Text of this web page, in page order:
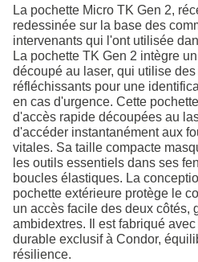
La pochette Micro TK Gen 2,
redessinée sur la base des
intervenants qui l'ont utilisée
La pochette TK Gen 2 intègre
découpé au laser, qui utilise
réfléchissants pour une
en cas d'urgence. Cette
d'accès rapide découpées au
d'accéder instantanément aux
vitales. Sa taille compacte
les outils essentiels dans ses
boucles élastiques. La
pochette extérieure protège le
un accès facile des deux côtés,
ambidextres. Il est fabriqué
durable exclusif à Condor,
résilience.